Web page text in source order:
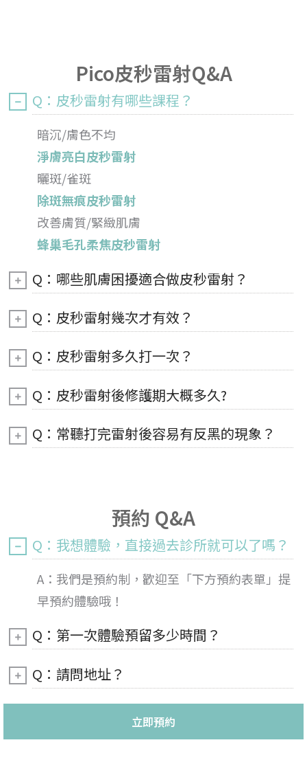
Pico皮秒雷射Q&A
Q：皮秒雷射有哪些課程？
暗沉/膚色不均
淨膚亮白皮秒雷射
曬斑/雀斑
除斑無痕皮秒雷射
改善膚質/緊緻肌膚
蜂巢毛孔柔焦皮秒雷射
Q：哪些肌膚困擾適合做皮秒雷射？
Q：皮秒雷射幾次才有效？
Q：皮秒雷射多久打一次？
Q：皮秒雷射後修護期大概多久?
Q：常聽打完雷射後容易有反黑的現象？
預約 Q&A
Q：我想體驗，直接過去診所就可以了嗎？
A：我們是預約制，歡迎至「下方預約表單」提
早預約體驗哦！
Q：第一次體驗預留多少時間？
Q：請問地址？
立即預約